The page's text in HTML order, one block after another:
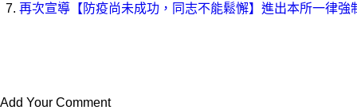
再次宣導【防疫尚未成功，同志不能鬆懈】進出本所一律強
Add Your Comment